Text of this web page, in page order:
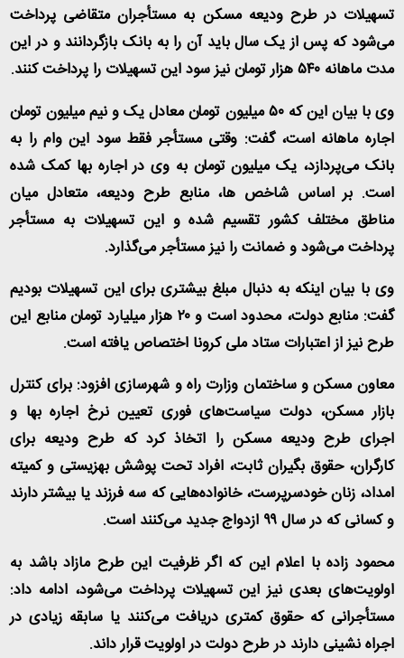
تسهیلات در طرح ودیعه مسکن به مستأجران متقاضی پرداخت
می‌شود که پس از یک سال باید آن را به بانک بازگردانند و در این
مدت ماهانه ۵۴۰ هزار تومان نیز سود این تسهیلات را پرداخت کنند.
وی با بیان این که ۵۰ میلیون تومان معادل یک و نیم میلیون تومان
اجاره ماهانه است، گفت: وقتی مستأجر فقط سود این وام را به
بانک می‌پردازد، یک میلیون تومان به وی در اجاره بها کمک شده
است. بر اساس شاخص ها، منابع طرح ودیعه، متعادل میان
مناطق مختلف کشور تقسیم شده و این تسهیلات به مستأجر
پرداخت می‌شود و ضمانت را نیز مستأجر می‌گذارد.
وی با بیان اینکه به دنبال مبلغ بیشتری برای این تسهیلات بودیم
گفت: منابع دولت، محدود است و ۲۰ هزار میلیارد تومان منابع این
طرح نیز از اعتبارات ستاد ملی کرونا اختصاص یافته است.
معاون مسکن و ساختمان وزارت راه و شهرسازی افزود: برای کنترل
بازار مسکن، دولت سیاست‌های فوری تعیین نرخ اجاره بها و
اجرای طرح ودیعه مسکن را اتخاذ کرد که طرح ودیعه برای
کارگران، حقوق بگیران ثابت، افراد تحت پوشش بهزیستی و کمیته
امداد، زنان خودسرپرست، خانواده‌هایی که سه فرزند یا بیشتر دارند
و کسانی که در سال ۹۹ ازدواج جدید می‌کنند است.
محمود زاده با اعلام این که اگر ظرفیت این طرح مازاد باشد به
اولویت‌های بعدی نیز این تسهیلات پرداخت می‌شود، ادامه داد:
مستأجرانی که حقوق کمتری دریافت می‌کنند یا سابقه زیادی در
اجراه نشینی دارند در طرح دولت در اولویت قرار داند.